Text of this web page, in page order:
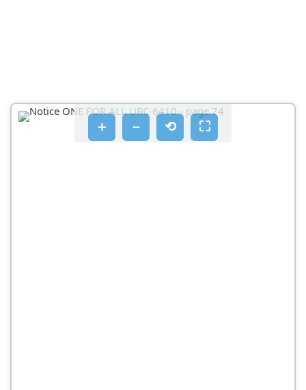
FOTOBO！
YDANEHNE CKOPNPOBAHHOF YHKN
＋ － ⟲ ⛶